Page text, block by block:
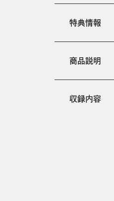
特典情報
商品説明
収録内容